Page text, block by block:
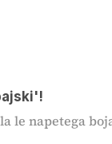
le napetega